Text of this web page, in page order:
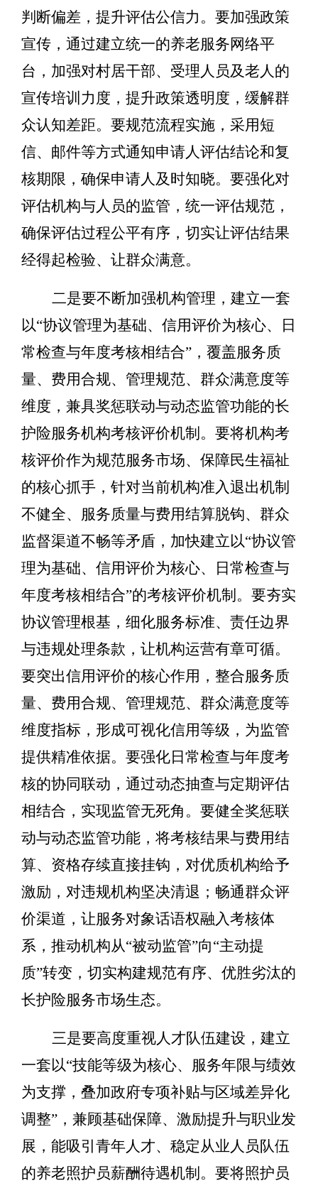
判断偏差，提升评估公信力。要加强政策
宣传，通过建立统一的养老服务网络平
台，加强对村居干部、受理人员及老人的
宣传培训力度，提升政策透明度，缓解群
众认知差距。要规范流程实施， 采用短
信、邮件等方式通知申请人评估结论和复
核期限，确保申请人及时知晓。要强化对
评估机构与人员的监管，统一评估规范，
确保评估过程公平有序，切实让评估结果
经得起检验、让群众满意。
二是要不断加强机构管理，建立一套
以“协议管理为基础、信用评价为核心、日
常检查与年度考核相结合” ，覆盖服务质
量、费用合规、管理规范、群众满意度等
维度，兼具奖惩联动与动态监管功能的长
护险服务机构考核评价机制。要将机构考
核评价作为规范服务市场、保障民生福祉
的核心抓手，针对当前机构准入退出机制
不健全、服务质量与费用结算脱钩、群众
监督渠道不畅等矛盾，加快建立以“协议管
理为基础、信用评价为核心、日常检查与
年度考核相结合”的考核评价机制。要夯实
协议管理根基，细化服务标准、责任边界
与违规处理条款，让机构运营有章可循。
要突出信用评价的核心作用，整合服务质
量、费用合规、管理规范、群众满意度等
维度指标，形成可视化信用等级，为监管
提供精准依据。要强化日常检查与年度考
核的协同联动，通过动态抽查与定期评估
相结合，实现监管无死角。要健全奖惩联
动与动态监管功能，将考核结果与费用结
算、资格存续直接挂钩，对优质机构给予
激励，对违规机构坚决清退；畅通群众评
价渠道，让服务对象话语权融入考核体
系，推动机构从“被动监管”向“主动提
质”转变，切实构建规范有序、优胜劣汰的
长护险服务市场生态。
三是要高度重视人才队伍建设，建立
一套以“技能等级为核心、服务年限与绩效
为支撑，叠加政府专项补贴与区域差异化
调整” ，兼顾基础保障、激励提升与职业发
展，能吸引青年人才、稳定从业人员队伍
的养老照护员薪酬待遇机制。要将照护员